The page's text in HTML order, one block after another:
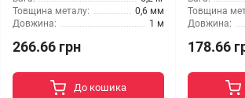
Товщина металу:
0,6 мм
Довжина:
1 м
266.66 грн
До кошика
Товщина
Довжина:
178.66